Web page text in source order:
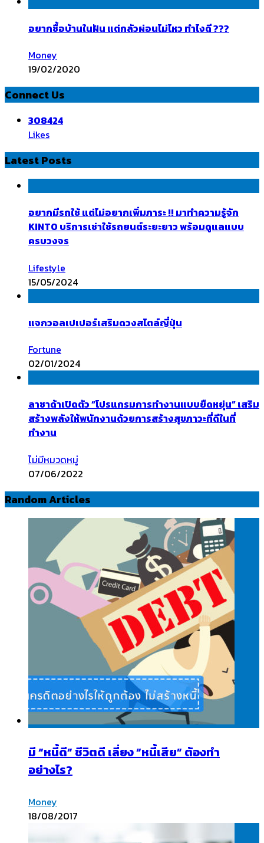
อยากซื้อบ้านในฝัน แต่กลัวผ่อนไม่ไหว ทำไงดี ???
Money
19/02/2020
Connect Us
308424
Likes
Latest Posts
อยากมีรถใช้ แต่ไม่อยากเพิ่มภาระ !! มาทำความรู้จัก
KINTO บริการเช่าใช้รถยนต์ระยะยาว พร้อมดูแลแบบ
ครบวงจร
Lifestyle
15/05/2024
แจกวอลเปเปอร์เสริมดวงสไตล์ญี่ปุ่น
Fortune
02/01/2024
ลาซาด้าเปิดตัว “โปรแกรมการทำงานแบบยืดหยุ่น” เสริม
สร้างพลังให้พนักงานด้วยการสร้างสุขภาวะที่ดีในที่
ทำงาน
ไม่มีหมวดหมู่
07/06/2022
Random Articles
มี “หนี้ดี” ชีวิตดี เลี่ยง “หนี้เสีย” ต้องทำ
อย่างไร?
Money
18/08/2017